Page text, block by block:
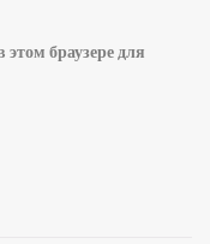
браузере для